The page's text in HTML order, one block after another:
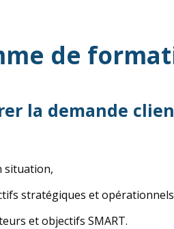
de
la demande
situation,
stratégiques et
et objectifs SMART.